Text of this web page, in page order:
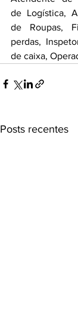
de Logística,
de Roupas,
perdas,
de caixa,
Posts recentes